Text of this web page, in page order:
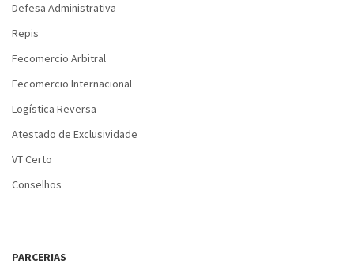
Defesa Administrativa
Repis
Fecomercio Arbitral
Fecomercio Internacional
Logística Reversa
Atestado de Exclusividade
VT Certo
Conselhos
PARCERIAS